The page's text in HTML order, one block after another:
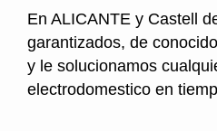
En ALICANTE y Castell
garantizados, de
y le solucionamos
electrodomestico en